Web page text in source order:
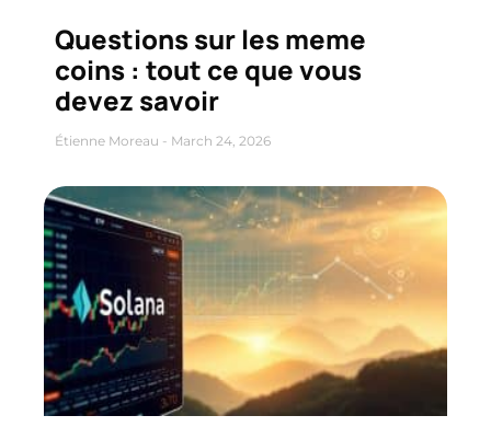
Questions sur les meme
coins : tout ce que vous
devez savoir
Étienne Moreau March 24, 2026